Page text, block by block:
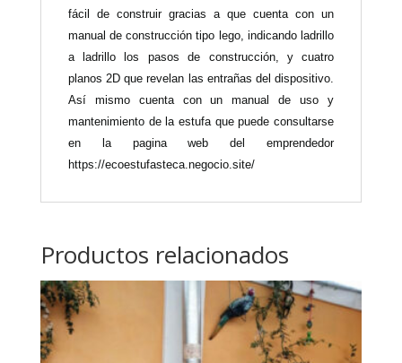
fácil de construir gracias a que cuenta con un
manual de construcción tipo ego, indicando ladrillo
a ladrillo
los pasos de construcción, y cuatro
planos 2D que revelan las entrañas del dispositivo.
Así mismo cuenta con un manual de uso y
mantenimiento de la estufa que puede consultarse
en la pagina web de l emprendedor
https://ecoestufasteca.negocio.site/
Productos relacionados